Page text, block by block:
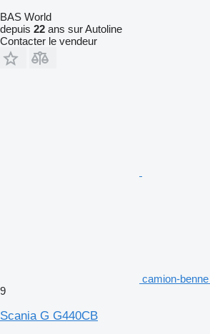
BAS World
depuis 22 ans sur Autoline
Contacter le vendeur
camion-
9
Scania G G440CB